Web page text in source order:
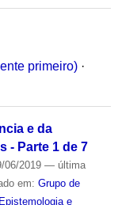
primeiro) ·
e da
- Parte 1 de 7
06/2019 — última
em: Grupo de
e